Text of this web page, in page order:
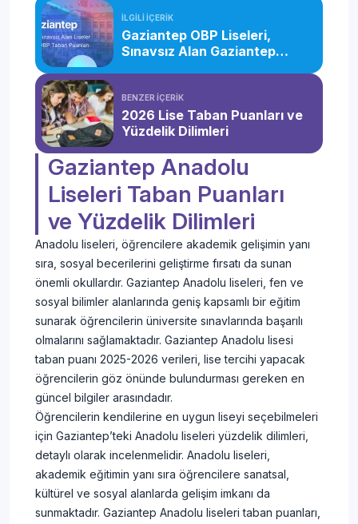
İLGİLİ İÇERİK
Gaziantep OBP Liseleri,
Sınavsız Alan Gaziantep
BENZER İÇERİK
2026 Lise Taban Puanları ve
Yüzdelik Dilimleri
Gaziantep Anadolu
Liseleri Taban Puanları
ve Yüzdelik Dilimleri
Anadolu liseleri, öğrencilere akademik gelişimin yanı
sıra, sosyal becerilerini geliştirme fırsatı da sunan
önemli okullardır. Gaziantep Anadolu liseleri, fen ve
sosyal bilimler alanlarında geniş kapsamlı bir eğitim
sunarak öğrencilerin üniversite sınavlarında başarılı
olmalarını sağlamaktadır. Gaziantep Anadolu lisesi
taban puanı 2025-2026 verileri, lise tercihi yapacak
öğrencilerin göz önünde bulundurması gereken en
güncel bilgiler arasındadır.
Öğrencilerin kendilerine en uygun liseyi seçebilmeleri
için Gaziantep’teki Anadolu liseleri yüzdelik dilimleri,
detaylı olarak incelenmelidir. Anadolu liseleri,
akademik eğitimin yanı sıra öğrencilere sanatsal,
kültürel ve sosyal alanlarda gelişim imkanı da
sunmaktadır. Gaziantep Anadolu liseleri taban puanları,